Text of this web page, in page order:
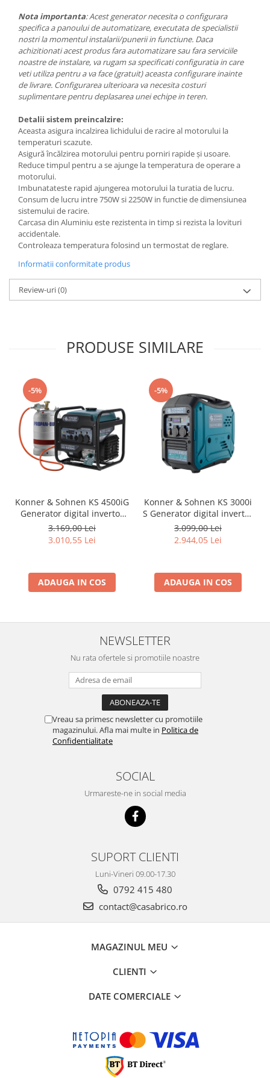
Hidrofoare
Pompe cu turatie variabila
Accesorii pompe
Scule de mana
Truse de scule
Surubelnite
Nivele
Masura si control
Tehnica masurare
Nivele automate
Telemetre
Termodetectoare
Accesorii si consumabile
Uleiuri, vaseline, detergenti
Acumulatori si incarcatoare
Freze si carote
Nota importanta: Acest generator necesita o configurara
specifica a panoului de automatizare, executata de specialistii
nostri la momentul instalarii/punerii in functiune. Daca
achizitionati acest produs fara automatizare sau fara serviciile
noastre de instalare, va rugam sa specificati configuratia in care
veti utiliza pentru a va face (gratuit) aceasta configurare inainte
de livrare. Configurarea ulterioara va necesita costuri
suplimentare pentru deplasarea unei echipe in teren.
Detalii sistem preincalzire:
Aceasta asigura incalzirea lichidului de racire al motorului la
temperaturi scazute.
Asigură încălzirea motorului pentru porniri rapide și usoare.
Reduce timpul pentru a se ajunge la temperatura de operare a
motorului.
Imbunatateste rapid ajungerea motorului la turatia de lucru.
Consum de lucru intre 750W si 2250W in functie de dimensiunea
sistemului de racire.
Carcasa din Aluminiu este rezistenta in timp si rezista la lovituri
accidentale.
Controleaza temperatura folosind un termostat de reglare.
Informatii conformitate produs
Review-uri(0)
PRODUSE SIMILARE
-5%
Konner & Sohnen KS 4500iG
Generator digital invertor
4.5kW, monofazat,
GPL/benzina
3.169,00 Lei
3.010,55 Lei
ADAUGA IN COS
-5%
Konner & Sohnen KS 3000i
S Generator digital invertor
3.3kW, monofazat, benzina
3.099,00 Lei
2.944,05 Lei
ADAUGA IN COS
NEWSLETTER
Nu rata ofertele si promotiile noastre
Vreau sa primesc newsletter cu promotiile
magazinului. Afla mai multe in Politica de
Confidentialitate
SOCIAL
Urmareste-ne in social media
SUPORT CLIENTI
Luni-Vineri 09.00-17.30
0792 415 480
contact@casabrico.ro
MAGAZINUL MEU
CLIENTI
DATE COMERCIALE